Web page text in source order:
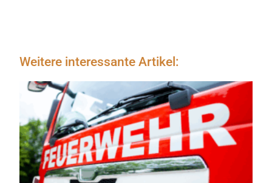
Weitere interessante Artikel: